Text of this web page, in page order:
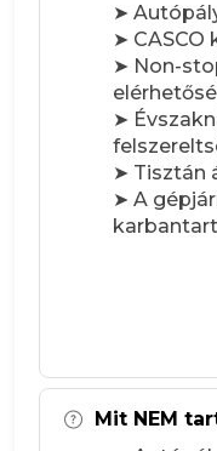
➤
➤
➤ Non-
➤
➤ Tisztán
➤ A
Mit NEM